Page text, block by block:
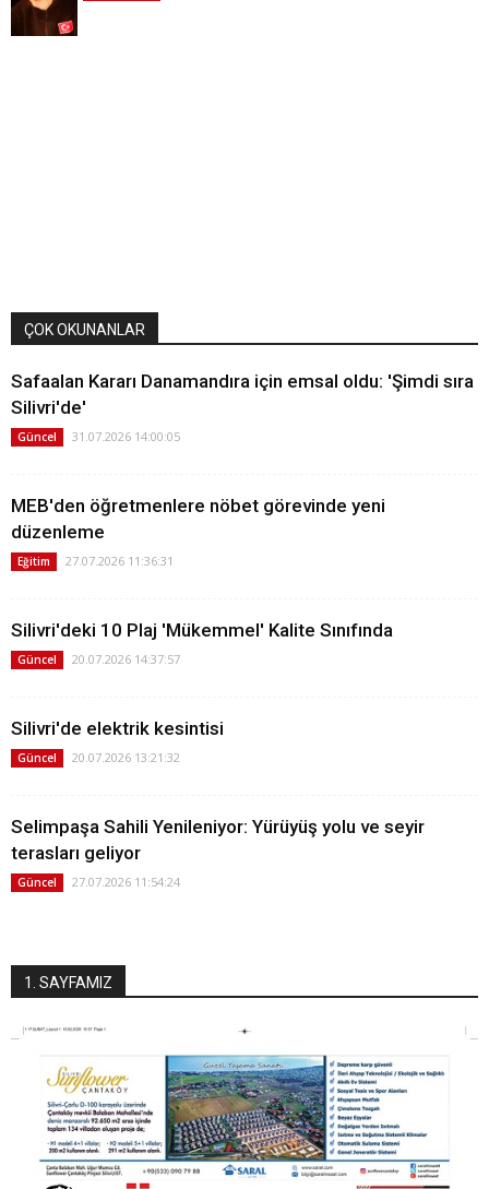
ÇOK OKUNANLAR
Safaalan Kararı Danamandıra için emsal oldu: 'Şimdi sıra
Silivri'de'
Güncel 31.07.2026 14:00:05
MEB'den öğretmenlere nöbet görevinde yeni
düzenleme
Eğitim 27.07.2026 11:36:31
Silivri'deki 10 Plaj 'Mükemmel' Kalite Sınıfında
Güncel 20.07.2026 14:37:57
Silivri'de elektrik kesintisi
Güncel 20.07.2026 13:21:32
Selimpaşa Sahili Yenileniyor: Yürüyüş yolu ve seyir
terasları geliyor
Güncel 27.07.2026 11:54:24
1. SAYFAMIZ